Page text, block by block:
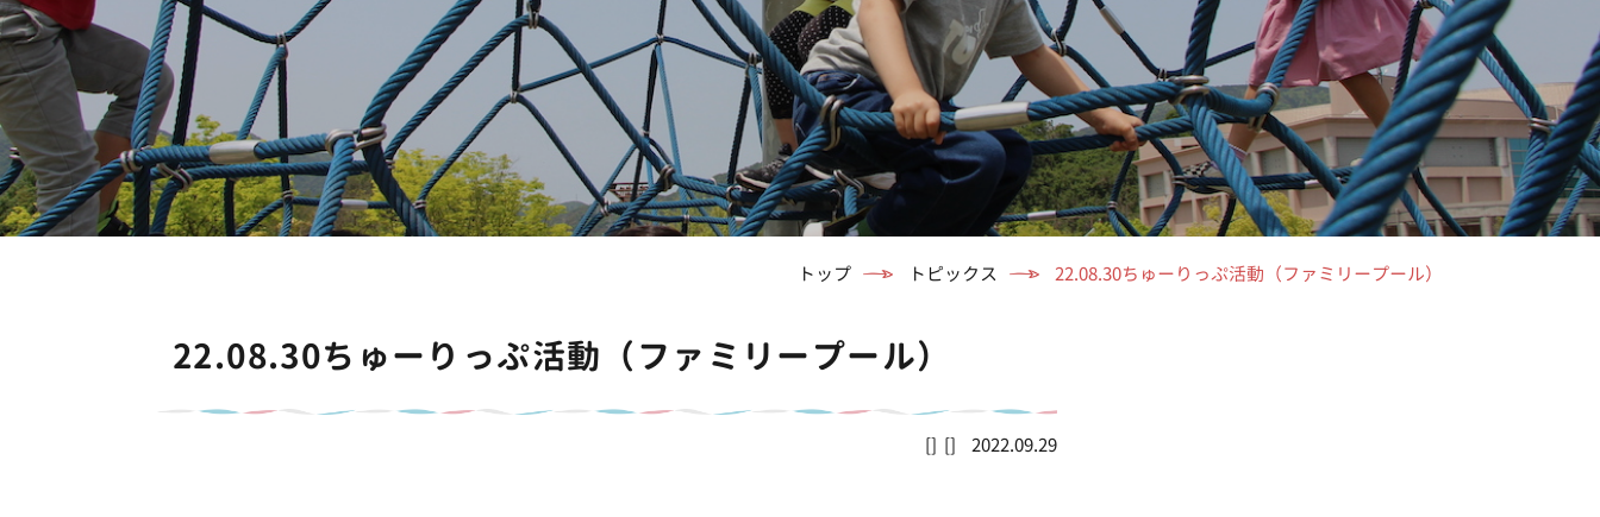
トップ トピックス 22.08.30ちゅーりっぷ活動（ファミリープール）
22.08.30ちゅーりっぷ活動（ファミリープール）
2022.09.29